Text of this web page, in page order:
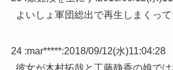
よいしょ軍団総出で再生しまくっ
24 :mar*****:2018/09/12(水)11:04:28